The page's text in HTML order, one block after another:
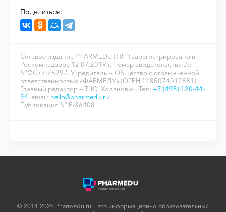
Поделиться:
Сетевое издание PHARMEDU (18+) зарегистрировано в
Роскомнадзоре 12.07.2019 г. Номер свидетельства Эл
№ФС77-76297. Учредитель — Общество с ограниченной
ответственностью «ФАРМЕДУ» (ОГРН 1185074012881).
Главный редактор — Т. Ю. Ходанович. Тел: +7 (495) 120-44-
34 , email: hello@pharmedu.ru
Публикация № P-36408
© 2014-2026 Pharmedu.ru — это информационно-образовательный